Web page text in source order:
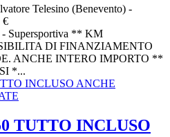
Telesino (Benevento) -
€
Supersportiva ** KM
DI FINANZIAMENTO
ANCHE INTERO IMPORTO **
*...
TUTTO INCLUSO